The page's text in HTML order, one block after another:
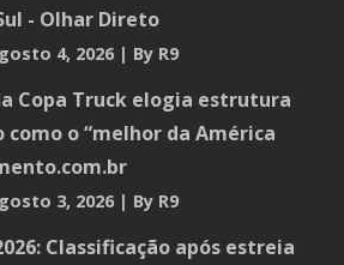
- Olhar Direto
4, 2026 By R9
Copa Truck elogia estrutura
o “melhor da América
3, 2026 By R9
Classificação após estreia